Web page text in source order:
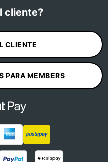
cliente?
CLIENTE
PARA MEMBERS